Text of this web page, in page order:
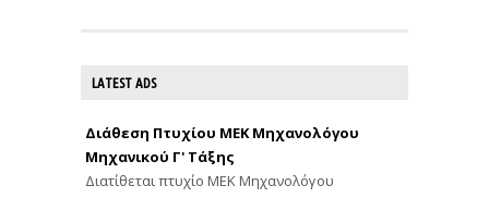
LATEST ADS
Διάθεση Πτυχίου ΜΕΚ Μηχανολόγου
Μηχανικού Γ' Τάξης
Διατίθεται πτυχίο ΜΕΚ Μηχανολόγου